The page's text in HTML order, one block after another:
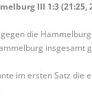
III 1:3 (21:25,
die
insgesamt
im ersten Satz die